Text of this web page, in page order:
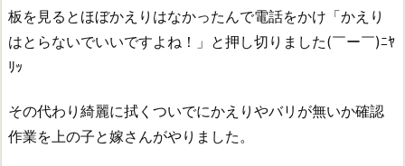
板を見るとほぼかえりはなかったんで電話をかけ「かえり
はとらないでいいですよね！」と押し切りました(￣ー￣)ﾆﾔ
ﾘｯ
その代わり綺麗に拭くついでにかえりやバリが無いか確認
作業を上の子と嫁さんがやりました。